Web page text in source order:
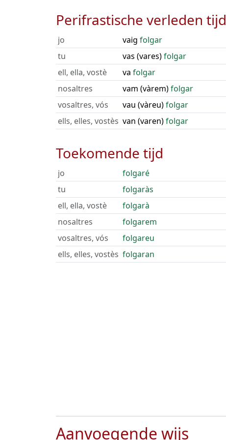
Perifrastische verleden tijd
jo vaig folgar
tu
vas (vares)folgar
ell, ella, vostè
va folgar
nosaltres
vam (vàrem)folgar
vosaltres, vós
vau (vàreu)folgar
ells, elles, vostès van (varen)folgar
Toekomende tijd
jo
folgaré
tu
folgaràs
ell, ella, vostè
folgarà
nosaltres
folgarem
vosaltres, vós
folgareu
ells, elles, vostès folgaran
Aanvoegende wijs